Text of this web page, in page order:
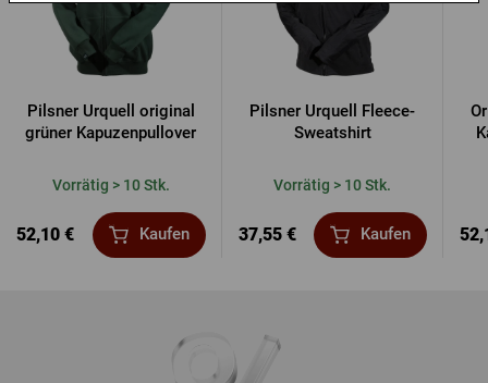
Pilsner Urquell original
grüner Kapuzenpullover
Vorrätig > 10 Stk.
52,10 € Kaufen
Pilsner Urquell Fleece-
Sweatshirt
Vorrätig > 10 Stk.
37,55 € Kaufen